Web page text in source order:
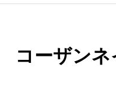
コーザン